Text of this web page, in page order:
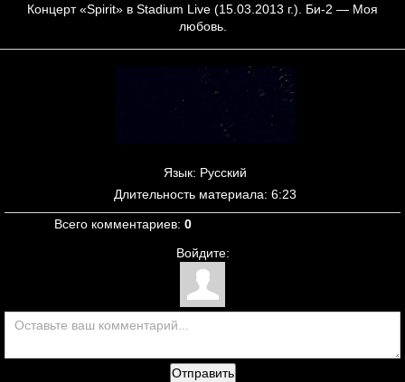
Концерт «Spirit» в Stadium Live (15.03.2013 г.). Би-2 — Моя
любовь.
Язык: Русский
Длительность материала: 6:23
Всего комментариев: 0
Войдите:
Отправить